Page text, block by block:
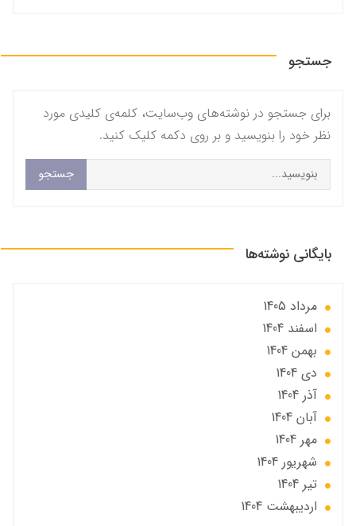
جستجو
برای جستجو در نوشته‌های وب‌سایت، کلمه‌ی کلیدی مورد
نظر خود را بنویسید و بر روی دکمه کلیک کنید.
جستجو
بایگانی نوشته‌ها
مرداد 1405
اسفند 1404
بهمن 1404
دی 1404
آذر 1404
آبان 1404
مهر 1404
شهریور 1404
تير 1404
ارديبهشت 1404